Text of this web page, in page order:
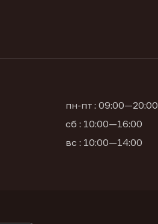
пн-пт : 09:00—20:00
сб : 10:00—16:00
вс : 10:00—14:00